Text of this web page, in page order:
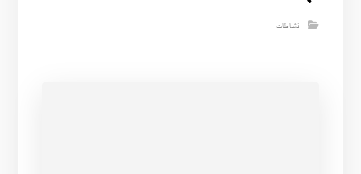
نشاطات